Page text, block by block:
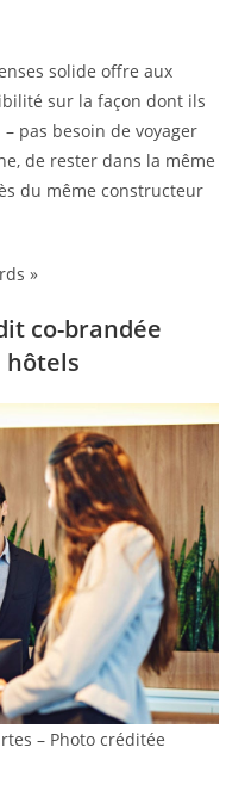
solide offre aux
sur la façon dont ils
pas besoin de voyager
de rester dans la même
du même constructeur
»
co-brandée
hôtels
– Photo créditée